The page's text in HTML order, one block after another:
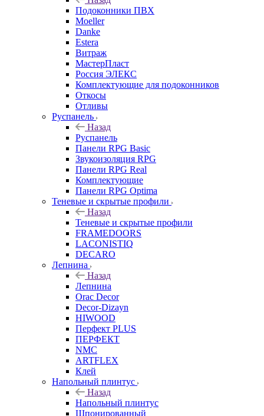
Подоконники ПВХ
Moeller
Danke
Estera
Витраж
МастерПласт
Россия ЭЛЕКС
Комплектующие для подоконников
Откосы
Отливы
Руспанель
Назад
Руспанель
Панели RPG Basic
Звукоизоляция RPG
Панели RPG Real
Комплектующие
Панели RPG Optima
Теневые и скрытые профили
Назад
Теневые и скрытые профили
FRAMEDOORS
LACONISTIQ
DECARO
Лепнина
Назад
Лепнина
Orac Decor
Decor-Dizayn
HIWOOD
Перфект PLUS
ПЕРФЕКТ
NMC
ARTFLEX
Клей
Напольный плинтус
Назад
Напольный плинтус
Шпонированный